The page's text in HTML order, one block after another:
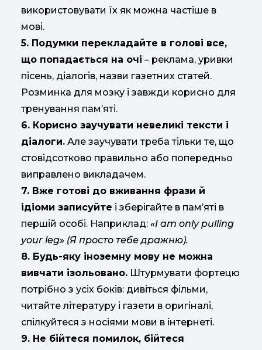
використовувати їх як можна частіше в
мові.
5. Подумки перекладайте в голові все,
що попадається на очі – реклама, уривки
пісень, діалогів, назви газетних статей.
Розминка для мозку і завжди корисно для
тренування пам’яті.
6. Корисно заучувати невеликі тексти і
діалоги. Але заучувати треба тільки те, що
стовідсотково правильно або попередньо
виправлено викладачем.
7. Вже готові до вживання фрази й
ідіоми записуйте і зберігайте в пам’яті в
першій особі. Наприклад: «I am only pulling
your leg» (Я просто тебе дражню).
8. Будь-яку іноземну мову не можна
вивчати ізольовано. Штурмувати фортецю
потрібно з усіх боків: дивіться фільми,
читайте літературу і газети в оригіналі,
спілкуйтеся з носіями мови в інтернеті.
9. Не бійтеся помилок, бійтеся